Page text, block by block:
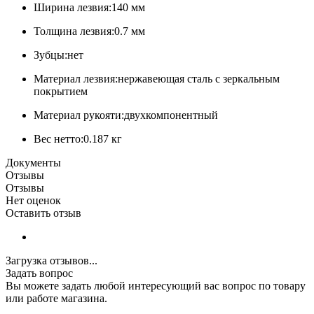
Ширина лезвия:140 мм
Толщина лезвия:0.7 мм
Зубцы:нет
Материал лезвия:нержавеющая сталь с зеркальным
покрытием
Материал рукояти:двухкомпонентный
Вес нетто:0.187 кг
Документы
Отзывы
Отзывы
Нет оценок
Оставить отзыв
Загрузка отзывов...
Задать вопрос
Вы можете задать любой интересующий вас вопрос по товару
или работе магазина.